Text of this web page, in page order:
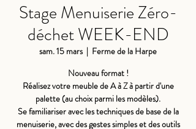
Stage Menuiserie Zéro-
déchet WEEK-END
sam. 15 mars
  |
Ferme de la Harpe
Nouveau format !
Réalisez votre meuble de A à Z à partir d'une
palette (au choix parmi les modèles).
Se familiariser avec les techniques de base de la
menuiserie, avec des gestes simples et des outils